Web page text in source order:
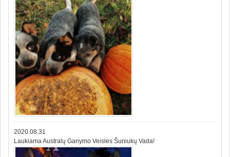
2020.08.31
Laukiama Australų Ganymo Veislės Šuniukų Vada!